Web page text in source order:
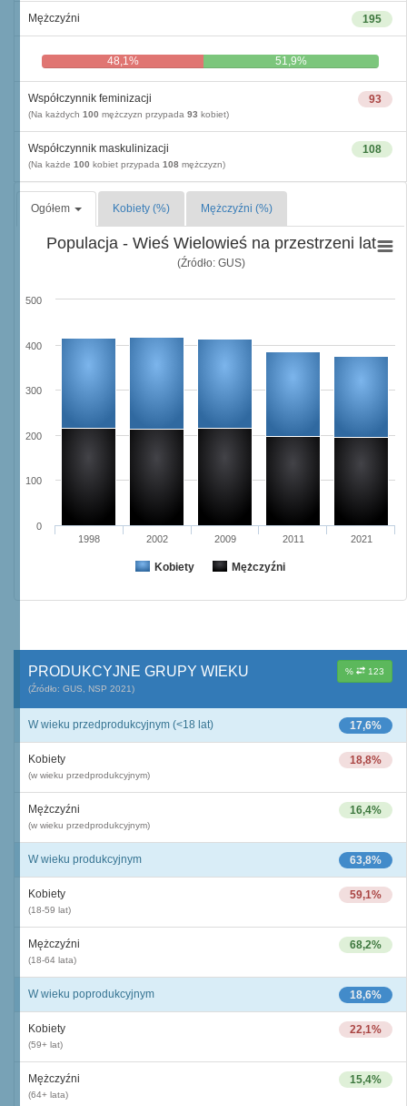
195
Mężczyźni
48,1% 51,9%
93
Współczynnik feminizacji
(Na każdych 100 mężczyzn przypada 93 kobiet)
108
Współczynnik maskulinizacji
(Na każde 100 kobiet przypada 108 mężczyzn)
Ogółem Kobiety (%) Mężczyźni (%)
Populacja - Wieś Wielowieś na przestrzeni lat
(Źródło: GUS)
Kobiety Mężczyźni
1998 2002 2009 2011 2021
0
100
200
300
400
500
% 123
PRODUKCYJNE GRUPY WIEKU
(Źródło: GUS, NSP 2021)
17,6%
W wieku przedprodukcyjnym (<18 lat)
18,8%
Kobiety
(w wieku przedprodukcyjnym)
16,4%
Mężczyźni
(w wieku przedprodukcyjnym)
63,8%
W wieku produkcyjnym
59,1%
Kobiety
(18-59 lat)
68,2%
Mężczyźni
(18-64 lata)
18,6%
W wieku poprodukcyjnym
22,1%
Kobiety
(59+ lat)
15,4%
Mężczyźni
(64+ lata)